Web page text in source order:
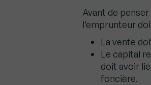
Avant de
l’emprunteur
La vente
Le capital
doit avoir
foncière.